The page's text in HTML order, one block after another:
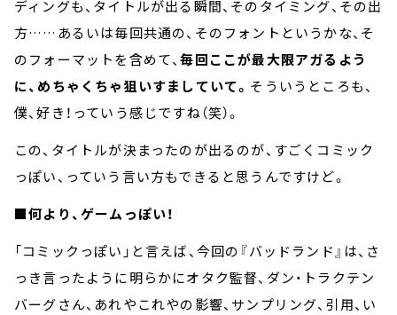
ディングも、タイトルが出る瞬間、そのタイミング、その出
方……あるいは毎回共通の、そのフォントというかな、そ
のフォーマットを含めて、毎回ここが最大限アガるよう
に、めちゃくちゃ狙いすましていて。 そういうところも、
僕、好き！っていう感じですね（笑）。
この、タイトルが決まったのが出るのが、すごくコミック
っぽい、っていう言い方もできると思うんですけど。
■何より、ゲームっぽい！
「コミックっぽい」と言えば、今回の『バッドランド』は、さ
っき言ったように明らかにオタク監督、ダン・トラクテン
バーグさん、あれやこれやの影響、サンプリング、引用、い